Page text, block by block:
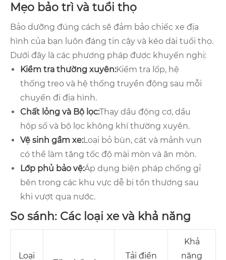
Mẹo bảo trì và tuổi thọ
Bảo dưỡng đúng cách sẽ đảm bảo chiếc xe địa
hình của bạn luôn đáng tin cậy và kéo dài tuổi thọ.
Dưới đây là các phương pháp được khuyến nghị:
Kiểm tra thường xuyên:Kiểm tra lốp, hệ
thống treo và hệ thống truyền động sau mỗi
chuyến đi địa hình.
Chất lỏng và Bộ lọc:Thay dầu động cơ, dầu
hộp số và bộ lọc không khí thường xuyên.
Vệ sinh gầm xe:Loại bỏ bùn, cát và mảnh vụn
có thể làm tăng tốc độ mài mòn và ăn mòn.
Lớp phủ bảo vệ:Áp dụng biện pháp chống gỉ
bên trong các khu vực dễ bị tổn thương sau
khi vượt qua nước.
So sánh: Các loại xe và khả năng
Loại
Tải điển
Khả
năng